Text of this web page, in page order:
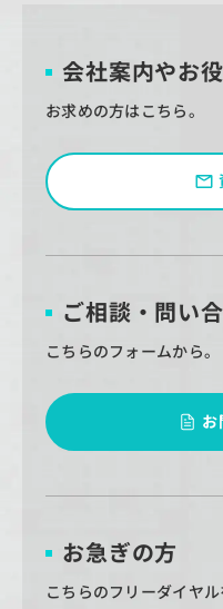
会社案内やお
お求めの方はこちら。
ご相談・問い
こちらのフォームから。
お
お急ぎの方
こちらのフリーダイヤル